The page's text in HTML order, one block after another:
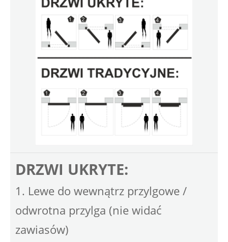
DRZWI UKRYTE:
1. Lewe do wewnątrz przylgowe /
odwrotna przylga (nie widać
zawiasów)